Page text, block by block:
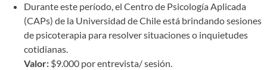
Durante este período, el Centro de Psicología Aplicada
(CAPs) de la Universidad de Chile está brindando sesiones
de psicoterapia para resolver situaciones o inquietudes
cotidianas.
Valor: $9.000 por entrevista/ sesión.